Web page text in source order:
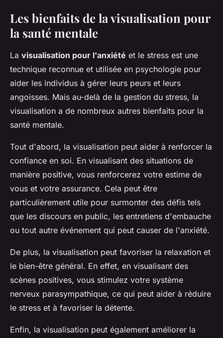
Les bienfaits de la visualisation pour
la santé mentale
La visualisation pour l'anxiété et le stress est une
technique reconnue et utilisée en psychologie pour
aider les individus à gérer leurs peurs et leurs
angoisses. Mais au-delà de la gestion du stress, la
visualisation a de nombreux autres bienfaits pour la
santé mentale.
Tout d'abord, la visualisation peut aider à renforcer la
confiance en soi. En visualisant des situations de
manière positive, vous renforcerez votre estime de
vous et votre assurance. Cela peut être
particulièrement utile pour surmonter des défis tels
que les discours en public, les entretiens d'embauche
ou tout autre événement qui peut causer de l'anxiété.
De plus, la visualisation peut favoriser la relaxation et
le bien-être général. En effet, en visualisant des
scènes positives, vous stimulez votre système
nerveux parasympathique, ce qui peut aider à réduire
le stress et à favoriser la détente.
Enfin, la visualisation peut également améliorer la